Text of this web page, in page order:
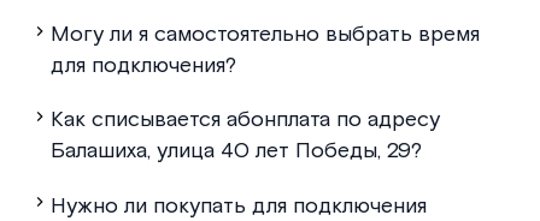
Могу ли я самостоятельно выбрать время
для подключения?
Как списывается абонплата по адресу
Балашиха, улица 40 лет Победы, 29?
Нужно ли покупать для подключения